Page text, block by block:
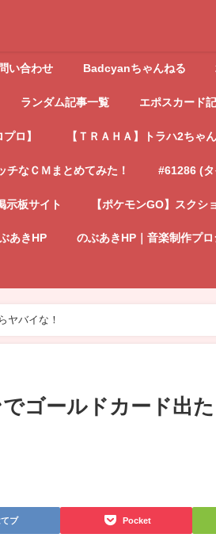
い合わせ Badcyanちゃんねる
ランダム記事一覧 エポスカード
プロ】 【ＴＲＡＨＡ】トラハ2ちゃ
なＣＭまとめてみた！ #61286 (
示板サイト 【ポケモンGO】スクシ
あきHP のぶあきHP｜音楽制作プロ
ヤバイな！
ゴールドカード出
ブ Pocket